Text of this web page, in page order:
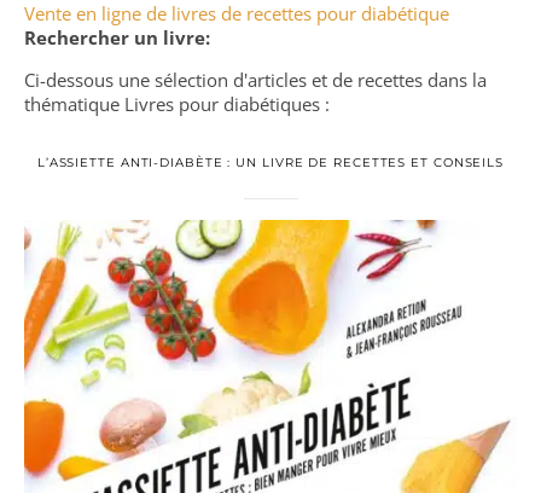
Vente en ligne de livres de recettes pour diabétique
Rechercher un livre:
Ci-dessous une sélection d'articles et de recettes dans la
thématique Livres pour diabétiques :
L’ASSIETTE ANTI-DIABÈTE : UN LIVRE DE RECETTES ET CONSEILS